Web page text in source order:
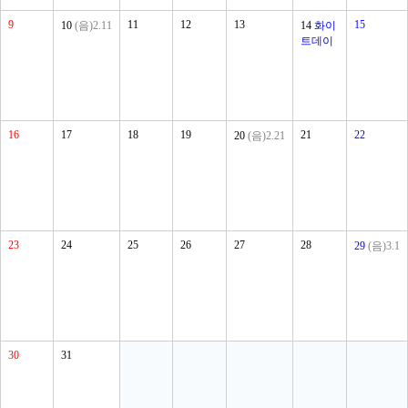
9 10 (음)2.11 11 12 13 14 화이
트데이
15
16 17 18 19 20 (음)2.21 21 22
23 24 25 26 27 28 29 (음)3.1
30 31